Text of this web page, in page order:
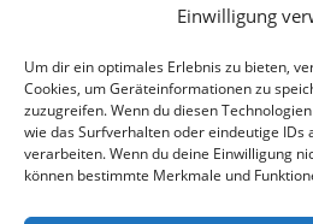
Einwilligung
Um dir ein optimales Erlebnis zu bieten,
Cookies, um Geräteinformationen zu
zuzugreifen. Wenn du diesen
wie das Surfverhalten oder eindeutige IDs
verarbeiten. Wenn du deine Einwilligung
können bestimmte Merkmale und